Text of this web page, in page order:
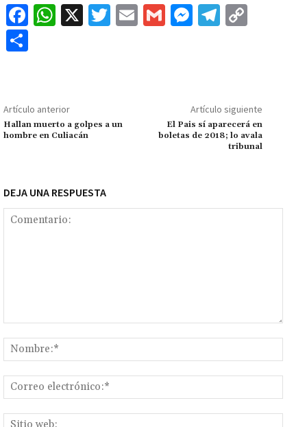
Fa
o
k
W
p
p
X
T
E
G
M
ge
r
Te
m Li
n
k
p
ar
Artículo anterior
Hallan muerto a golpes a un
hombre en Culiacán
Artículo siguiente
El Pais sí aparecerá en
boletas de 2018; lo avala
tribunal
DEJA UNA RESPUESTA